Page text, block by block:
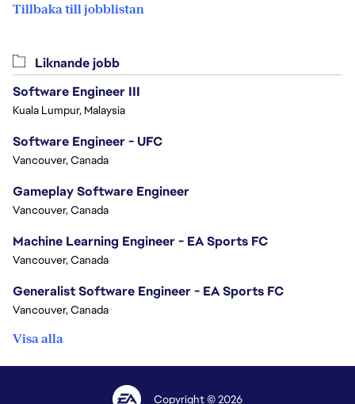
Tillbaka till jobblistan
Liknande jobb
Software Engineer III
Kuala Lumpur, Malaysia
Software Engineer - UFC
Vancouver, Canada
Gameplay Software Engineer
Vancouver, Canada
Machine Learning Engineer - EA Sports FC
Vancouver, Canada
Generalist Software Engineer - EA Sports FC
Vancouver, Canada
Visa alla
Copyright © 2026